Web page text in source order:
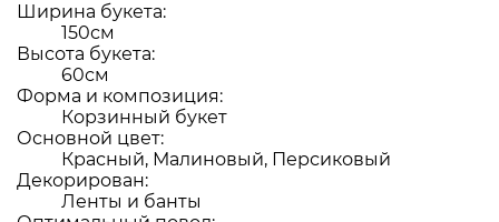
Ширина букета:
150см
Высота букета:
60см
Форма и композиция:
Корзинный букет
Основной цвет:
Красный, Малиновый, Персиковый
Декорирован:
Ленты и банты